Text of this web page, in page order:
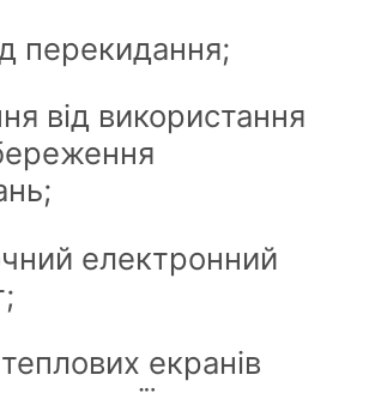
перекидання;
від використання
електронний
екранів